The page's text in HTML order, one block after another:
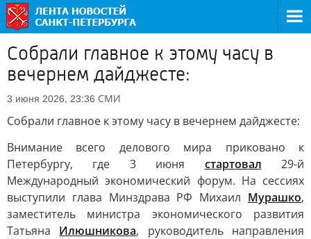
Собрали главное к этому часу в
вечернем дайджесте:
3 июня 2026, 23:36 СМИ
Собрали главное к этому часу в вечернем дайджесте:
Внимание всего делового мира приковано к
Петербургу, где 3 июня стартовал 29-й
Международный экономический форум. На сессиях
выступили глава Минздрава РФ Михаил Мурашко,
заместитель министра экономического развития
Татьяна Илюшникова, руководитель направления